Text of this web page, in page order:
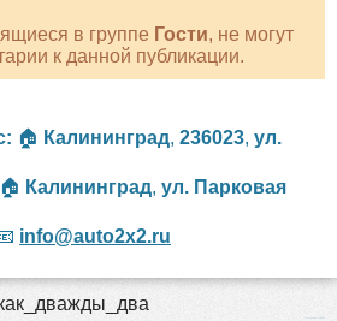
в группе Гости, не могут
к данной публикации.
🏠 Калининград, 236023, ул.
🏠 Калининград, ул. Парковая
info@auto2x2.ru